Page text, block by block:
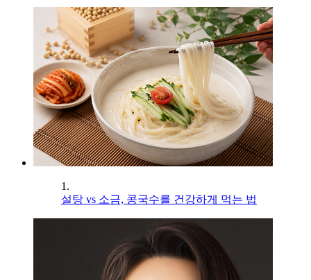
1.
설탕 vs 소금, 콩국수를 건강하게 먹는 법